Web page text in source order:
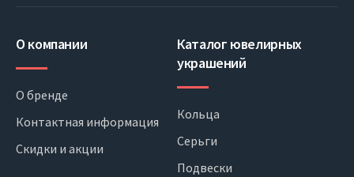
О компании
О бренде
Контактная информация
Скидки и акции
Каталог ювелирных
украшений
Кольца
Серьги
Подвески